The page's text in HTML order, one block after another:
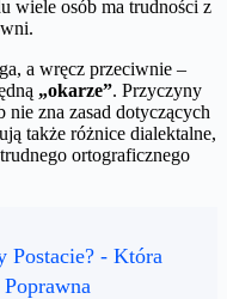
wiele osób ma trudności z
a wręcz przeciwnie –
„okarze”. Przyczyny
nie zna zasad dotyczących
także różnice dialektalne,
ortograficznego
Postacie? - Która